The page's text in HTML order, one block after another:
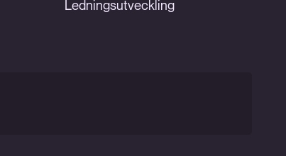
Ledningsutveckling